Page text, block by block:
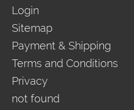
Login
Sitemap
Payment & Shipping
Terms and Conditions
Privacy
not found